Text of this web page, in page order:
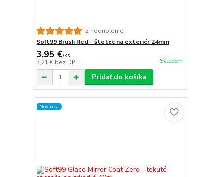
2 hodnotenie
Soft99 Brush Red - štetec na exteriér 24mm
3,95 €/ks
3,21 € bez DPH Skladom
Pridať do košíka
Novinka